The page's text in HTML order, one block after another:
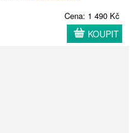
Cena: 1 490 Kč
KOUPIT